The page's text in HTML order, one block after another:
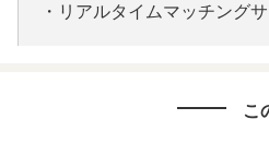
・リアルタイムマッチング
こ